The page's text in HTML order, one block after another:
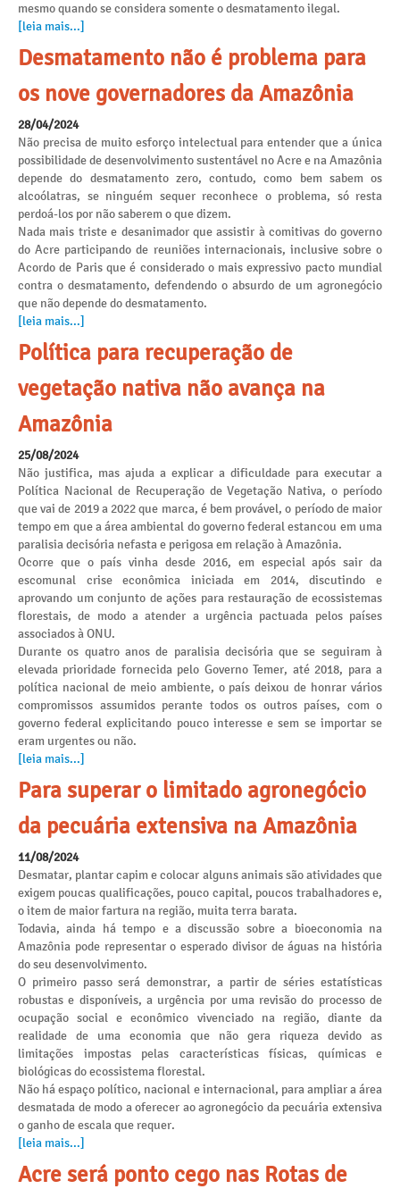
mesmo quando se considera somente o desmatamento ilegal.
[leia mais...]
Desmatamento não é problema para
os nove governadores da Amazônia
28/04/2024
Não precisa de muito esforço intelectual para entender que a única
possibilidade de desenvolvimento sustentável no Acre e na Amazônia
depende do desmatamento zero, contudo, como bem sabem os
alcoólatras, se ninguém sequer reconhece o problema, só resta
perdoá-los por não saberem o que dizem.
Nada mais triste e desanimador que assistir à comitivas do governo
do Acre participando de reuniões internacionais, inclusive sobre o
Acordo de Paris que é considerado o mais expressivo pacto mundial
contra o desmatamento, defendendo o absurdo de um agronegócio
que não depende do desmatamento.
[leia mais...]
Política para recuperação de
vegetação nativa não avança na
Amazônia
25/08/2024
Não justifica, mas ajuda a explicar a dificuldade para executar a
Política Nacional de Recuperação de Vegetação Nativa, o período
que vai de 2019 a 2022 que marca, é bem provável, o período de maior
tempo em que a área ambiental do governo federal estancou em uma
paralisia decisória nefasta e perigosa em relação à Amazônia.
Ocorre que o país vinha desde 2016, em especial após sair da
escomunal crise econômica iniciada em 2014, discutindo e
aprovando um conjunto de ações para restauração de ecossistemas
florestais, de modo a atender a urgência pactuada pelos países
associados à ONU.
Durante os quatro anos de paralisia decisória que se seguiram à
elevada prioridade fornecida pelo Governo Temer, até 2018, para a
política nacional de meio ambiente, o país deixou de honrar vários
compromissos assumidos perante todos os outros países, com o
governo federal explicitando pouco interesse e sem se importar se
eram urgentes ou não.
[leia mais...]
Para superar o limitado agronegócio
da pecuária extensiva na Amazônia
11/08/2024
Desmatar, plantar capim e colocar alguns animais são atividades que
exigem poucas qualificações, pouco capital, poucos trabalhadores e,
o item de maior fartura na região, muita terra barata.
Todavia, ainda há tempo e a discussão sobre a bioeconomia na
Amazônia pode representar o esperado divisor de águas na história
do seu desenvolvimento.
O primeiro passo será demonstrar, a partir de séries estatísticas
robustas e disponíveis, a urgência por uma revisão do processo de
ocupação social e econômico vivenciado na região, diante da
realidade de uma economia que não gera riqueza devido as
limitações impostas pelas características físicas, químicas e
biológicas do ecossistema florestal.
Não há espaço político, nacional e internacional, para ampliar a área
desmatada de modo a oferecer ao agronegócio da pecuária extensiva
o ganho de escala que requer.
[leia mais...]
Acre será ponto cego nas Rotas de